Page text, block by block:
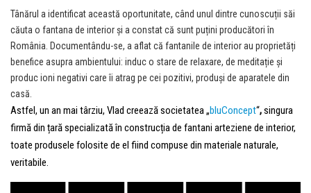
Tânărul a identificat această oportunitate, când unul dintre cunoscuții săi
căuta o fantana de interior și a constat că sunt puțini producători în
România. Documentându-se, a aflat că fantanile de interior au proprietăți
benefice asupra ambientului: induc o stare de relaxare, de meditație și
produc ioni negativi care îi atrag pe cei pozitivi, produși de aparatele din
casă.
Astfel, un an mai târziu, Vlad creează societatea „bluConcept“,singura
firmă din țară specializată în construcția de fantani arteziene de interior,
toate produsele folosite de el fiind compuse din materiale naturale,
veritabile.